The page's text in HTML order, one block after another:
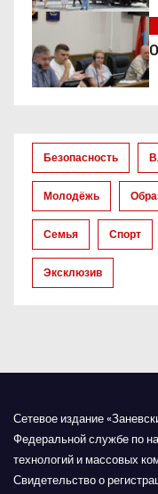
я
п
з
а
п
и
с
м
Безопасность
Молодёжь
Семья Спорт
Эксклюзив
Сетевое издание
Федеральной службе по
технологий и массовых
Свидетельство о